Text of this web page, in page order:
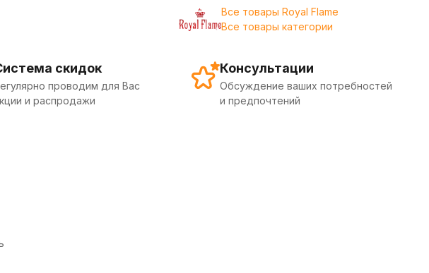
Все товары Royal Flame
Все товары категории
скидок
проводим для Вас
и распродажи
Консультации
Обсуждение ваших потребностей
и предпочтений